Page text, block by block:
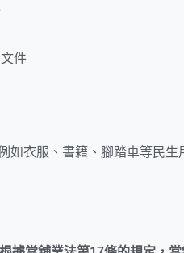
件
如衣服、書籍、腳踏車等民